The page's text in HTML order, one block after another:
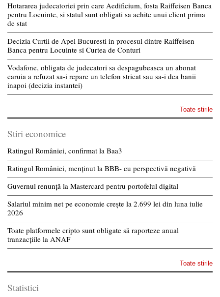
Hotararea judecatoriei prin care Aedificium, fosta Raiffeisen Banca
pentru Locuinte, si statul sunt obligati sa achite unui client prima
de stat
Decizia Curtii de Apel Bucuresti in procesul dintre Raiffeisen
Banca pentru Locuinte si Curtea de Conturi
Vodafone, obligata de judecatori sa despagubeasca un abonat
caruia a refuzat sa-i repare un telefon stricat sau sa-i dea banii
inapoi (decizia instantei)
Toate stirile
Stiri economice
Ratingul României, confirmat la Baa3
Ratingul României, menținut la BBB- cu perspectivă negativă
Guvernul renunță la Mastercard pentru portofelul digital
Salariul minim net pe economie crește la 2.699 lei din luna iulie
2026
Toate platformele cripto sunt obligate să raporteze anual
tranzacțiile la ANAF
Toate stirile
Statistici